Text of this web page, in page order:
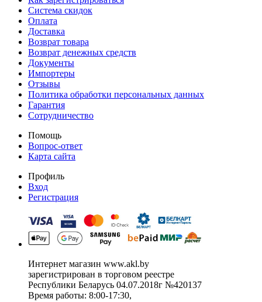
Система скидок
Оплата
Доставка
Возврат товара
Возврат денежных средств
Документы
Импортеры
Отзывы
Политика обработки персональных данных
Гарантия
Сотрудничество
Помощь
Вопрос-ответ
Карта сайта
Профиль
Вход
Регистрация
Интернет магазин www.akl.by
зарегистрирован в торговом реестре
Республики Беларусь 04.07.2018г №420137
Время работы: 8:00-17:30,